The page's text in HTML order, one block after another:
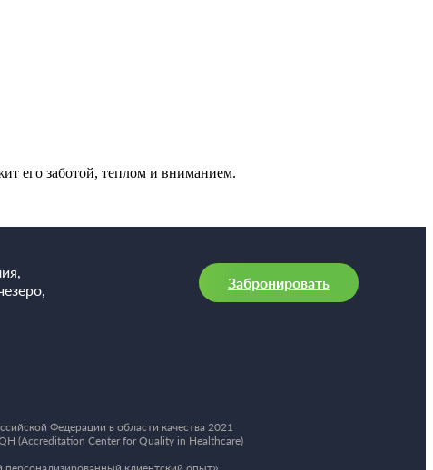
его заботой, теплом и вниманием.
Забронировать
Федерации в области качества 2021
(Accreditation Center for Quality in Healthcare)